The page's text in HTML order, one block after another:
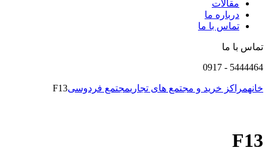
مقالات
درباره ما
تماس با ما
تماس با ما
5444464
-
0917
خانهمراکز خرید و مجتمع های تجاریمجتمع فردوسیF13
F13